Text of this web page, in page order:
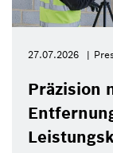
27.07.2026
Präzision